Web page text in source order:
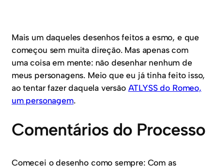
Mais um daqueles desenhos feitos a esmo, e que
começou sem muita direção. Mas apenas com
uma coisa em mente: não desenhar nenhum de
meus personagens. Meio que eu já tinha feito isso,
ao tentar fazer daquela versão ATLYSS do Romeo,
um personagem.
Comentários do Processo
Comecei o desenho como sempre: Com as